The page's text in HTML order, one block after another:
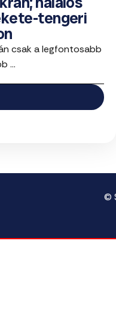
tengeri
csak a legfontosabb
...
©